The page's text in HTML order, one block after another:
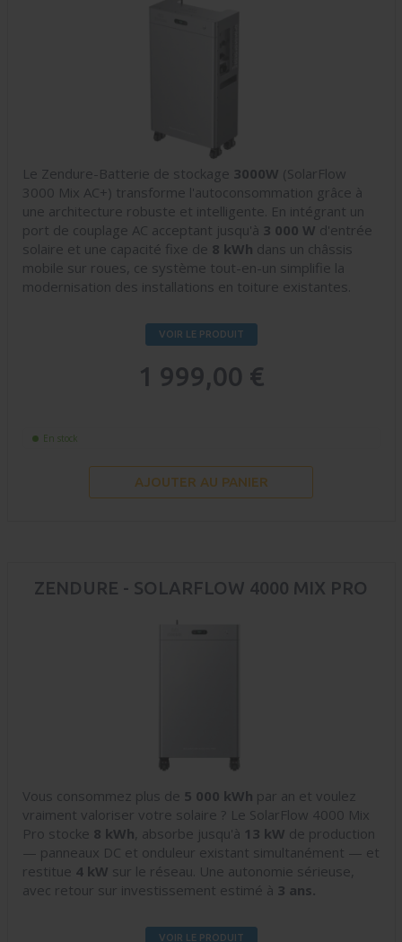
Le Zendure-Batterie de stockage 3000W (SolarFlow
3000 Mix AC+) transforme l'autoconsommation grâce à
une architecture robuste et intelligente. En intégrant un
port de couplage AC acceptant jusqu'à 3 000 W d'entrée
solaire et une capacité fixe de 8 kWh dans un châssis
mobile sur roues, ce système tout-en-un simplifie la
modernisation des installations en toiture existantes.
VOIR LE PRODUIT
1 999,00 €
En stock
AJOUTER AU PANIER
ZENDURE - SOLARFLOW 4000 MIX PRO
Vous consommez plus de 5 000 kWh par an et voulez
vraiment valoriser votre solaire ? Le SolarFlow 4000 Mix
Pro stocke 8 kWh , absorbe jusqu'à 13 kW de production
— panneaux DC et onduleur existant simultanément — et
restitue 4 kW sur le réseau. Une autonomie sérieuse,
avec retour sur investissement estimé à 3 ans.
VOIR LE PRODUIT